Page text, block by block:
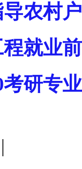
农村
就业
研专业
|